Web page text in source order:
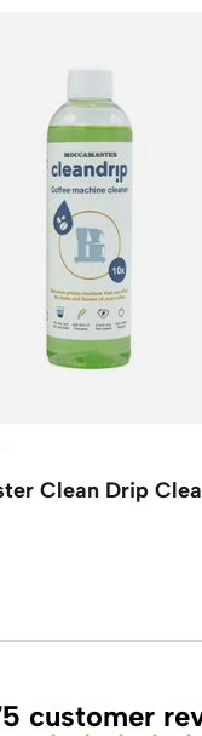
Clean Drip
customer